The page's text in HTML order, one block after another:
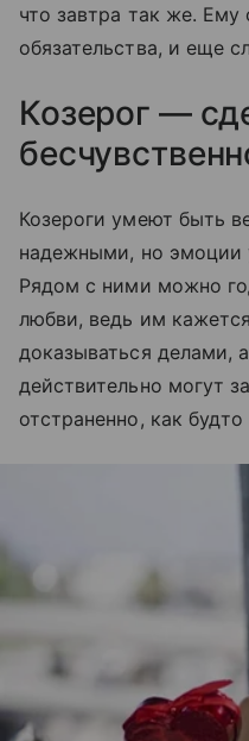
что завтра так же.
обязательства, и еще
Козерог —
Козероги умеют быть
надежными, но эмоции
Рядом с ними можно
любви, ведь им
доказываться делами,
действительно могут
отстраненно, как